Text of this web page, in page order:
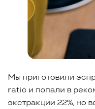
Мы приготовили
ratio и попали в
экстракции 22%, но